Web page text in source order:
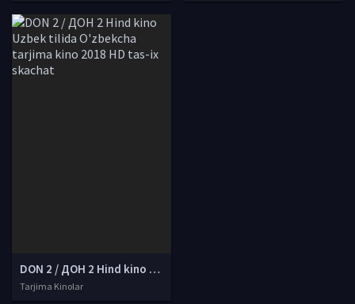
DON 2 / ДОН 2 Hind kino Uzbek tilida O'zbekcha tarjima kino 2018 HD tas-ix skachat
Tarjima Kinolar